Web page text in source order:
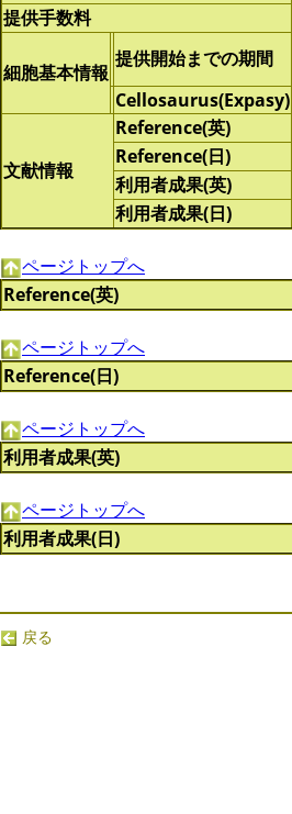
提供手数料
細胞基本情報
提供開始までの期間
Cellosaurus(Expasy)
文献情報
Reference(英)
Reference(日)
利用者成果(英)
利用者成果(日)
ページトップへ
Reference(英)
ページトップへ
Reference(日)
ページトップへ
利用者成果(英)
ページトップへ
利用者成果(日)
戻る